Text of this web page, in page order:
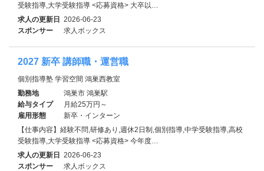
受験指導,大学受験指導 <応募資格> 大卒以…
求人の更新日 2026-06-23
スポンサー
求人ボックス
2027 新卒 講師職・運営職
個別指導塾 学習空間 鴻巣西教室
勤務地
鴻巣市 鴻巣駅
給与タイプ
月給25万円～
雇用形態
新卒・インターン
【仕事内容】経験不問,研修あり,週休2日制,個別指導,中学受験指導,高校
受験指導,大学受験指導 <応募資格> 今年度…
求人の更新日 2026-06-23
スポンサー
求人ボックス